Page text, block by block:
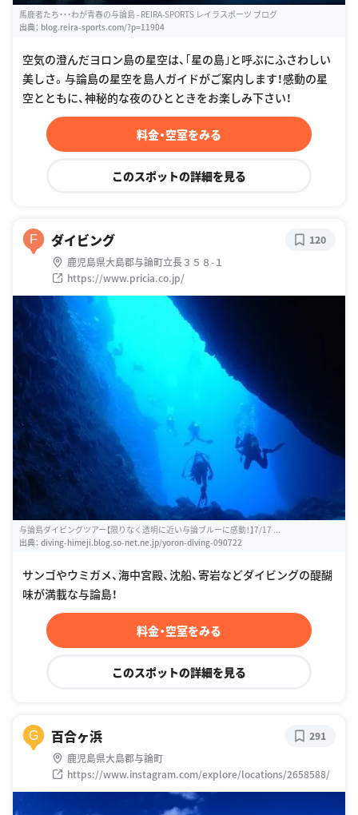
馬鹿者たち・・・わが青春の与論島 - REIRA-SPORTS レイラスポーツ ブログ
出典： blog.reira-sports.com/?p=11904
空気の澄んだヨロン島の星空は、｢星の島｣と呼ぶにふさわしい
美しさ。与論島の星空を島人ガイドがご案内します！感動の星
空とともに、神秘的な夜のひとときをお楽しみ下さい！
料金・空室をみる
このスポットの詳細を見る
F ダイビング
鹿児島県大島郡与論町立長３５８-１
https://www.pricia.co.jp/
120
与論島ダイビングツアー【限りなく透明に近い与論ブルーに感動！】7/17 ...
出典： diving-himeji.blog.so-net.ne.jp/yoron-diving-090722
サンゴやウミガメ、海中宮殿、沈船、寄岩などダイビングの醍醐
味が満載な与論島！
料金・空室をみる
このスポットの詳細を見る
G 百合ヶ浜
鹿児島県大島郡与論町
https://www.instagram.com/explore/locations/2658588/
291